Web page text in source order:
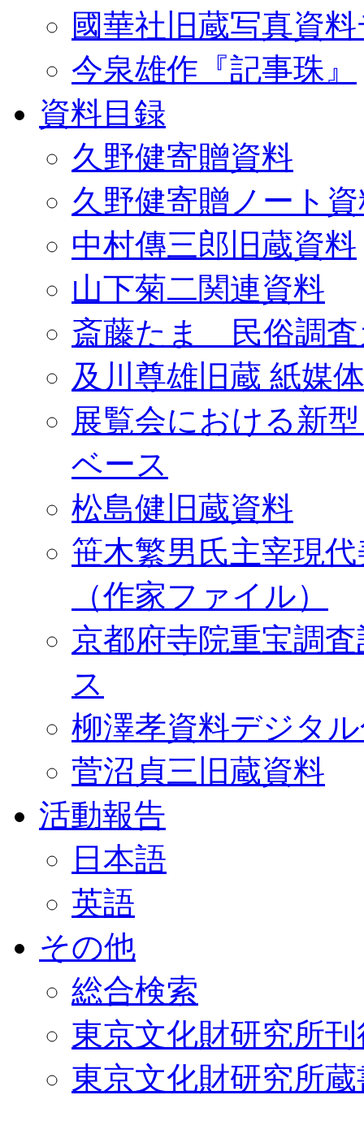
國華社旧蔵写真資
今泉雄作『記事珠』
資料目録
久野健寄贈資料
久野健寄贈ノート
中村傳三郎旧蔵資料
山下菊二関連資料
斎藤たま 民俗調査
及川尊雄旧蔵 紙媒
展覧会における新
ベース
松島健旧蔵資料
笹木繁男氏主宰現
（作家ファイル）
京都府寺院重宝調
ス
柳澤孝資料デジタ
菅沼貞三旧蔵資料
活動報告
日本語
英語
その他
総合検索
東京文化財研究所
東京文化財研究所